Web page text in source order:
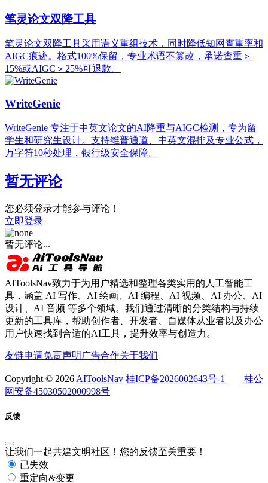
笔灵论文双降工具
笔灵论文双降工具采用语义重组技术，同时降低知网查重率和
AIGC痕迹。格式100%保留，专业术语不篡改，承诺查重＞
15%或AIGC＞25%可退款。
WriteGenie
WriteGenie 专注于中英文论文的AI降重与AIGC检测，专为留
学生和研究生设计。支持维普通道、中英文混排及专业公式，
万字符10秒处理，银行级安全保障。
暂无评论
您必须登录才能参与评论！
立即登录
暂无评论...
AIToolsNav致力于为用户精选和整理各类实用的人工智能工
具，涵盖 AI 写作、AI 绘画、AI 编程、AI 视频、AI 办公、AI
设计、AI 音频 等多个领域。我们通过清晰的分类结构与持续
更新的工具库，帮助创作者、开发者、自媒体从业者以及办公
用户快速找到合适的AI工具，提升效率与创造力。
友链申请免责声明 广告合作关于我们
Copyright © 2026 AIToolsNav 桂ICP备2026002643号-1
桂公
网安备45030502000998号
反馈
让我们一起共建文明社区！您的反馈至关重要！
已失效
重定向&变更